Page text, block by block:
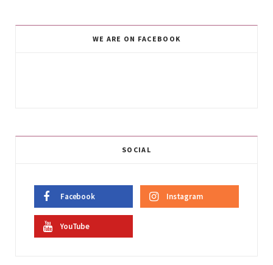
WE ARE ON FACEBOOK
SOCIAL
Facebook Instagram
YouTube